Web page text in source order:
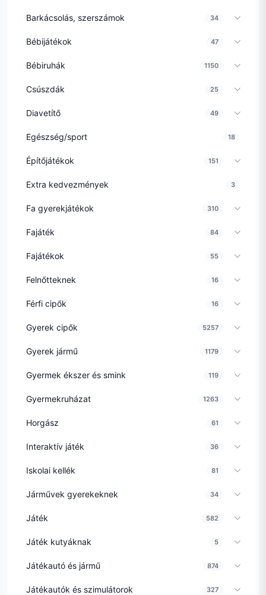
Barkácsolás, szerszámok 34
Bébijátékok 47
Bébiruhák 1150
Csúszdák 25
Diavetítő 49
Egészség/sport 18
Építőjátékok 151
Extra kedvezmények 3
Fa gyerekjátékok 310
Fajáték 84
Fajátékok 55
Felnőtteknek 16
Férfi cipők 16
Gyerek cipők 5257
Gyerek jármű 1179
Gyermek ékszer és smink 119
Gyermekruházat 1263
Horgász 61
Interaktív játék 36
Iskolai kellék 81
Járművek gyerekeknek 34
Játék 582
Játék kutyáknak 5
Játékautó és jármű 874
Játékautók és szimulátorok 327